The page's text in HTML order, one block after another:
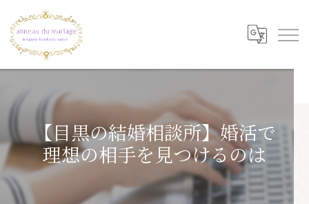
【目黒の結婚相談所】婚活で
理想の相手を見つけるのは